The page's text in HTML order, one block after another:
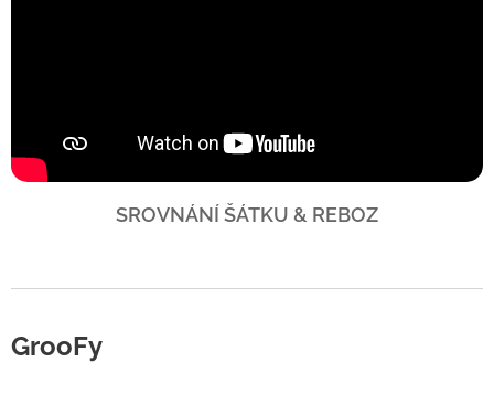
SROVNÁNÍ ŠÁTKU & REBOZ
GrooFy